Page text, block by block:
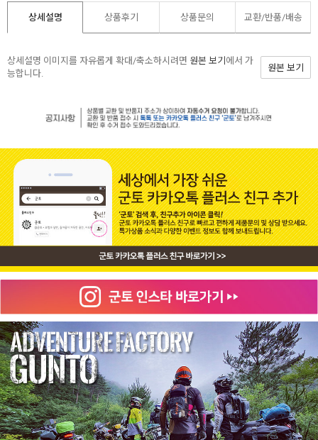
상세설명 상품후기 상품문의 교환/반품/배송
상세설명 이미지를 자유롭게 확대/축소하시려면 원본 보기 에서 가
능합니다.
원본 보기